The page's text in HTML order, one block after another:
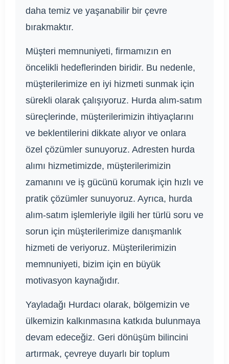
daha temiz ve yaşanabilir bir çevre
bırakmaktır.
Müşteri memnuniyeti, firmamızın en
öncelikli hedeflerinden biridir. Bu nedenle,
müşterilerimize en iyi hizmeti sunmak için
sürekli olarak çalışıyoruz. Hurda alım-satım
süreçlerinde, müşterilerimizin ihtiyaçlarını
ve beklentilerini dikkate alıyor ve onlara
özel çözümler sunuyoruz. Adresten hurda
alımı hizmetimizde, müşterilerimizin
zamanını ve iş gücünü korumak için hızlı ve
pratik çözümler sunuyoruz. Ayrıca, hurda
alım-satım işlemleriyle ilgili her türlü soru ve
sorun için müşterilerimize danışmanlık
hizmeti de veriyoruz. Müşterilerimizin
memnuniyeti, bizim için en büyük
motivasyon kaynağıdır.
Yayladağı Hurdacı olarak, bölgemizin ve
ülkemizin kalkınmasına katkıda bulunmaya
devam edeceğiz. Geri dönüşüm bilincini
artırmak, çevreye duyarlı bir toplum